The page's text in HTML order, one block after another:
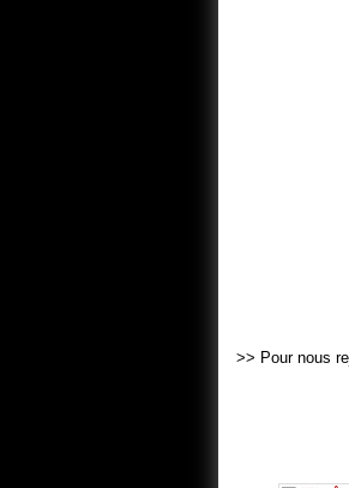
>> Pour nous